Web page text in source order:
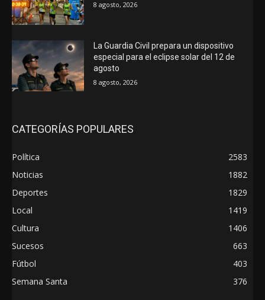
8 agosto, 2026
La Guardia Civil prepara un dispositivo
especial para el eclipse solar del 12 de
agosto
8 agosto, 2026
CATEGORÍAS POPULARES
Política
2583
Noticias
1882
Deportes
1829
Local
1419
Cultura
1406
Sucesos
663
Fútbol
403
Semana Santa
376